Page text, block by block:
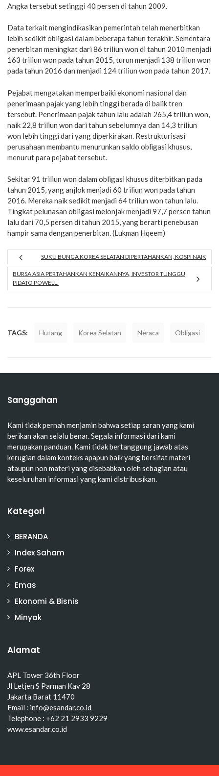
Angka tersebut setinggi 40 persen di tahun 2009.
Data terkait mengindikasikan pemerintah telah menerbitkan
lebih sedikit obligasi dalam beberapa tahun terakhir. Sementara
penerbitan meningkat dari 86 triliun won di tahun 2010 menjadi
163 triliun won pada tahun 2015, turun menjadi 138 triliun won
pada tahun 2016 dan menjadi 124 triliun won pada tahun 2017.
Pejabat mengatakan memperbaiki ekonomi nasional dan
penerimaan pajak yang lebih tinggi berada di balik tren
tersebut. Penerimaan pajak tahun lalu adalah 265,4 triliun won,
naik 22,8 triliun won dari tahun sebelumnya dan 14,3 triliun
won lebih tinggi dari yang diperkirakan. Restrukturisasi
perusahaan membantu menurunkan saldo obligasi khusus,
menurut para pejabat tersebut.
Sekitar 91 triliun won dalam obligasi khusus diterbitkan pada
tahun 2015, yang anjlok menjadi 60 triliun won pada tahun
2016. Mereka naik sedikit menjadi 64 triliun won tahun lalu.
Tingkat pelunasan obligasi melonjak menjadi 97,7 persen tahun
lalu dari 70,5 persen di tahun 2015, yang berarti penebusan
hampir sama dengan penerbitan. (Lukman Hqeem)
SUKU BUNGA KOREA SELATAN DIPERTAHANKAN, KOSPI NAIK
BURSA ASIA PERTAHANKAN KENAIKANNYA, INVESTOR TUNGGU
PIDATO POWELL.
TAGS: Hutang Korea Selatan Neraca Obligasi
Sanggahan
Kami tidak pernah menjamin bahwa setiap saran yang kami
berikan akan selalu benar. Segala informasi dari kami
merupakan panduan. Kami tidak bertanggung jawab atas
kerugian dalam konteks apapun baik yang bersifat materi
ataupun non materi yang disebabkan oleh sebagian atau
keseluruhan informasi yang kami distribusikan.
Kategori
BERANDA
Index Saham
Forex
Emas
Ekonomi & Bisnis
Minyak
Alamat
APL Tower 36th Floor
Jl Letjen S Parman Kav 28
Jakarta Barat 11470
Email : info@esandar.co.id
Telephone : +62 21 2933 9229
www.esandar.co.id